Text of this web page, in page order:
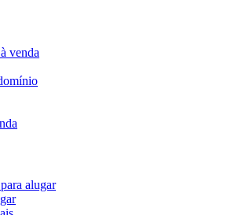
venda
alugar